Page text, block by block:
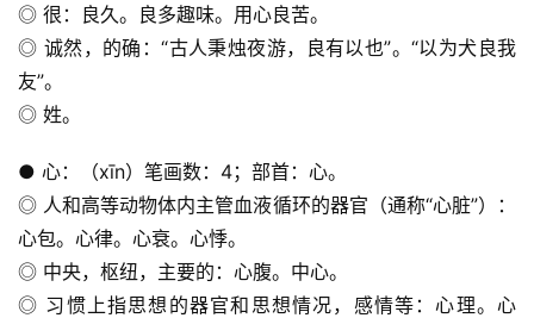
◎ 很：良久。良多趣味。用心良苦。
◎ 诚然，的确：“古人秉烛夜游，良有以也”。“以为犬良我
友”。
◎ 姓。
● 心：（xīn）笔画数：4；部首：心。
◎ 人和高等动物体内主管血液循环的器官（通称“心脏”）：
心包。心律。心衰。心悸。
◎ 中央，枢纽，主要的：心腹。中心。
◎ 习惯上指思想的器官和思想情况，感情等：心理。心